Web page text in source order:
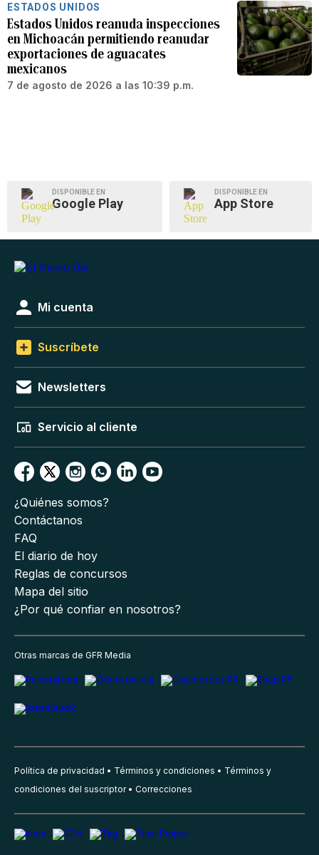
ESTADOS UNIDOS
Estados Unidos reanuda inspecciones
en Michoacán permitiendo reanudar
exportaciones de aguacates
mexicanos
7 de agosto de 2026 a las 10:39 p.m.
DISPONIBLE EN
Google Play
DISPONIBLE EN
App Store
Mi cuenta
Suscríbete
Newsletters
Servicio al cliente
¿Quiénes somos?
Contáctanos
FAQ
El diario de hoy
Reglas de concursos
Mapa del sitio
¿Por qué confiar en nosotros?
Otras marcas de GFR Media
Política de privacidad Términos y condiciones
Términos y
condiciones del suscriptor
Correcciones